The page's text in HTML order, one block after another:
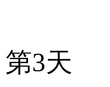
第3天